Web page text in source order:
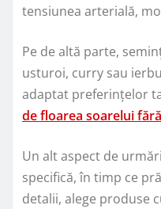
tensiunea arterială,
Pe de altă parte,
usturoi, curry sau
adaptat preferințelor
de floarea soarelui
Un alt aspect de
specifică, în timp ce
detalii, alege produse